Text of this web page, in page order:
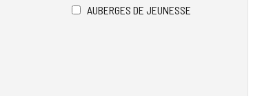
AUBERGES DE JEUNESSE